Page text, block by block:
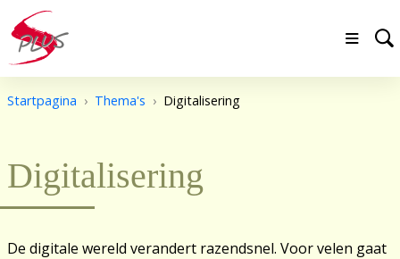
Startpagina Thema's Digitalisering
Digitalisering
De digitale wereld verandert razendsnel. Voor velen gaat